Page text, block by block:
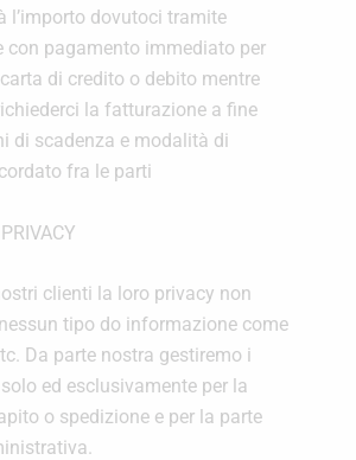
l’importo dovutoci tramite
con pagamento immediato per
di credito o debito mentre
la fatturazione a fine
di scadenza e modalità di
fra le parti
clienti la loro privacy non
tipo do informazione come
Da parte nostra gestiremo i
ed esclusivamente per la
o spedizione e per la parte